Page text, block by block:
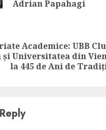
Adrian Papahagi
Academice: UBB
și Universitatea din
la 445 de Ani de